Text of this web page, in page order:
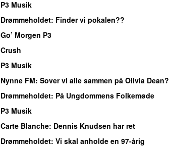
P3 Musik
Drømmeholdet: Finder vi pokalen??
Go’ Morgen P3
Crush
P3 Musik
Nynne FM: Sover vi alle sammen på Olivia Dean?
Drømmeholdet: På Ungdommens Folkemøde
P3 Musik
Carte Blanche: Dennis Knudsen har ret
Drømmeholdet: Vi skal anholde en 97-årig